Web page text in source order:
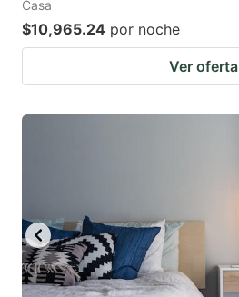
Casa
$10,965.24 por noche
Ver oferta